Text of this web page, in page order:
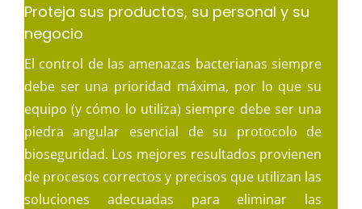
Proteja sus productos, su personal y su
negocio
El control de las amenazas bacterianas siempre
debe ser una prioridad máxima, por lo que su
equipo (y cómo lo utiliza) siempre debe ser una
piedra angular esencial de su protocolo de
bioseguridad. Los mejores resultados provienen
de procesos correctos y precisos que utilizan las
soluciones adecuadas para eliminar las